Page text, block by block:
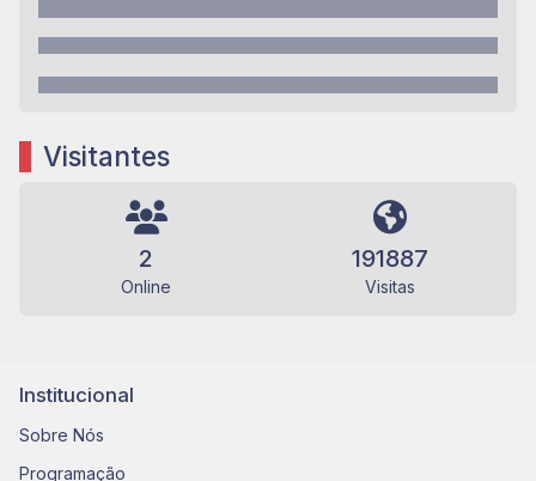
Visitantes
2
Online
191887
Visitas
Institucional
Sobre Nós
Programação